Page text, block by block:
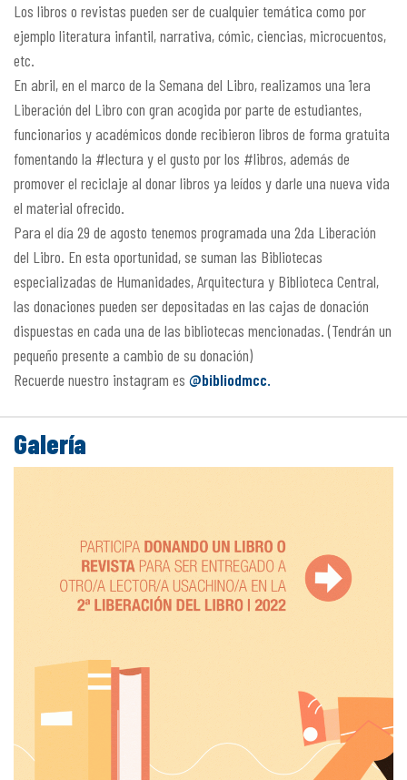
Los libros o revistas pueden ser de cualquier temática como por
ejemplo literatura infantil, narrativa, cómic, ciencias, microcuentos,
etc.
En abril, en el marco de la Semana del Libro, realizamos una 1era
Liberación del Libro con gran acogida por parte de estudiantes,
funcionarios y académicos donde recibieron libros de forma gratuita
fomentando la #lectura y el gusto por los #libros, además de
promover el reciclaje al donar libros ya leídos y darle una nueva vida
el material ofrecido.
Para el día 29 de agosto tenemos programada una 2da Liberación
del Libro. En esta oportunidad, se suman las Bibliotecas
especializadas de Humanidades, Arquitectura y Biblioteca Central,
las donaciones pueden ser depositadas en las cajas de donación
dispuestas en cada una de las bibliotecas mencionadas. (Tendrán un
pequeño presente a cambio de su donación)
Recuerde nuestro instagram es @bibliodmcc.
Galería